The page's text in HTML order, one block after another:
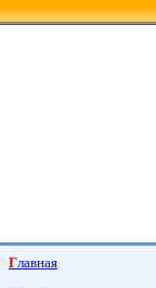
Главная